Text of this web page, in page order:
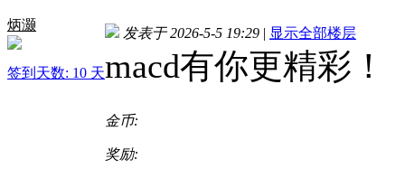
炳灏
签到天数: 10 天
发表于 2026-5-5 19:29 | 显示全部楼层
macd有你更精彩！
金币:
奖励: